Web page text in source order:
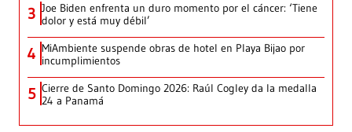
3 Joe Biden enfrenta un duro momento por el cáncer: ‘Tiene
dolor y está muy débil’
4 MiAmbiente suspende obras de hotel en Playa Bijao por
incumplimientos
5 Cierre de Santo Domingo 2026: Raúl Cogley da la medalla
24 a Panamá